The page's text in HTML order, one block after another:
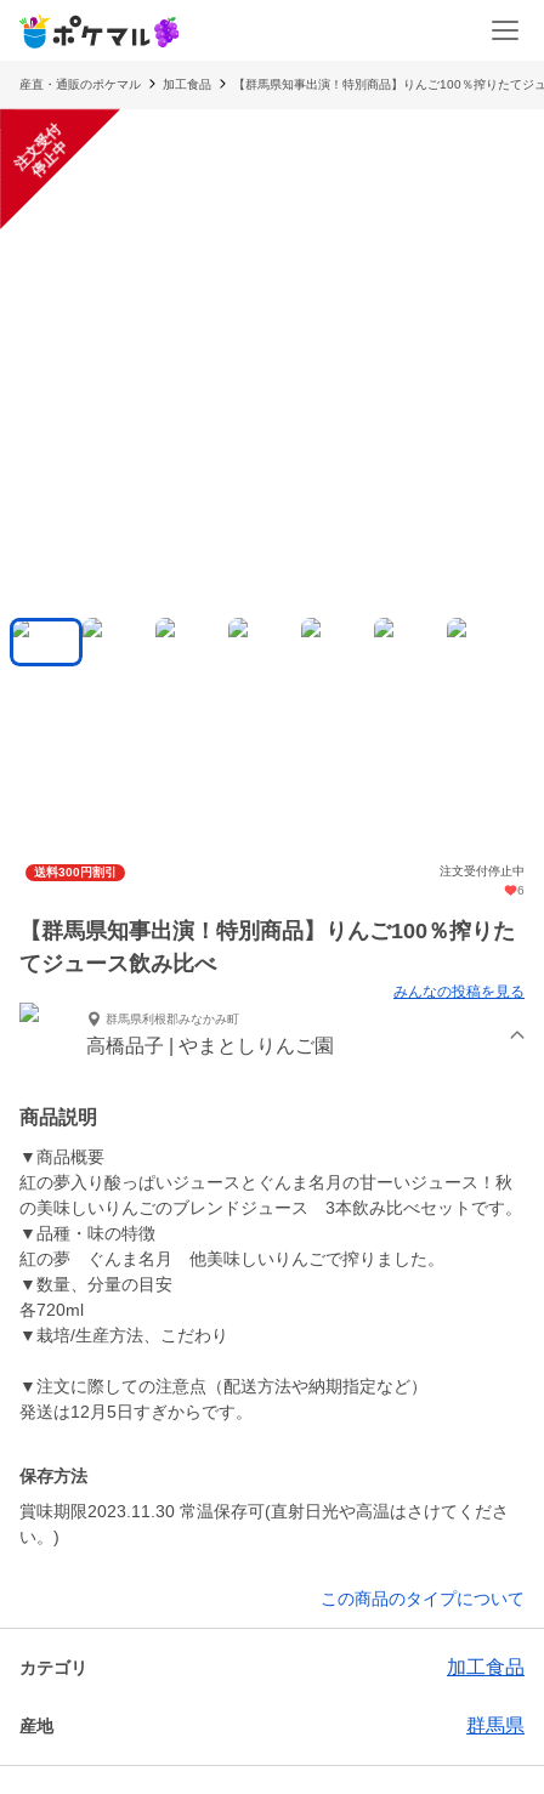
産直・通販のポケマル 加工食品 【群馬県知事出演！特別商品】りんご100％搾りたてジ
注
文
受
付
停
止
中
送料300円割引
注文受付停止中
6
【群馬県知事出演！特別商品】りんご100％搾りた
てジュース飲み比べ
みんなの投稿を見る
群馬県利根郡みなかみ町
高橋品子 | やまとしりんご園
商品説明
▼商品概要
紅の夢入り酸っぱいジュースとぐんま名月の甘ーいジュース！秋
の美味しいりんごのブレンドジュース 3本飲み比べセットです。
▼品種・味の特徴
紅の夢 ぐんま名月 他美味しいりんごで搾りました。
▼数量、分量の目安
各720ml
▼栽培/生産方法、こだわり
▼注文に際しての注意点（配送方法や納期指定など）
発送は12月5日すぎからです。
保存方法
賞味期限2023.11.30 常温保存可(直射日光や高温はさけてくださ
い。)
この商品のタイプについて
カテゴリ 加工食品
産地 群馬県